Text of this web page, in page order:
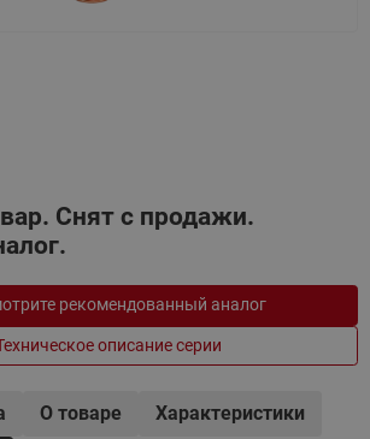
Снят с продажи.
рекомендованный аналог
описание серии
О товаре
Характеристики